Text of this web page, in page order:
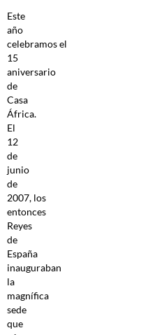
Este
año
celebramos el
15
aniversario
de
Casa
África.
El
12
de
junio
de
2007, los
entonces
Reyes
de
España
inauguraban
la
magnífica
sede
que